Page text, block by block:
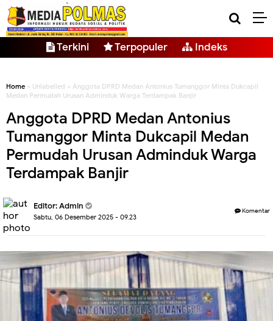
Terkini Terpopuler Indeks
Home » Unlabelled » Anggota DPRD Medan Antonius Tumanggor Minta Dukcapil
Medan Permudah Urusan Adminduk Warga Terdampak Banjir
Anggota DPRD Medan Antonius
Tumanggor Minta Dukcapil Medan
Permudah Urusan Adminduk Warga
Terdampak Banjir
Editor: Admin
Sabtu, 06 Desember 2025 - 09.23
Komentar